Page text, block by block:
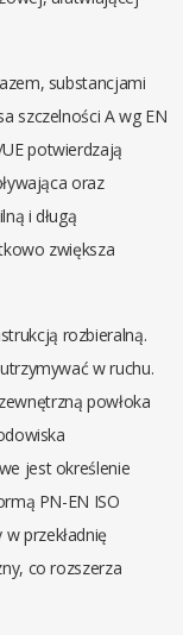
substancjami
szczelności A wg EN
potwierdzają
oraz
i długą
zwiększa
rozbieralną.
w ruchu.
powłoka
jest określenie
PN-EN ISO
przekładnię
co rozszerza